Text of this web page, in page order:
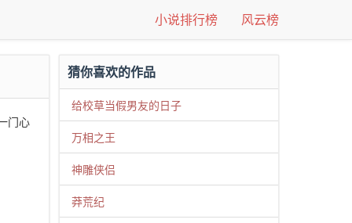
小说排行榜 风云榜
门心
猜你喜欢的作品
给校草当假男友的日子
万相之王
神雕侠侣
莽荒纪